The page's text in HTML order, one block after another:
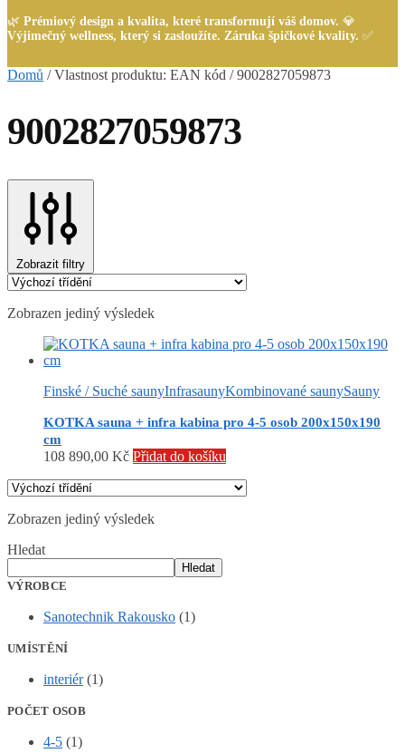
🌿 Prémiový design a kvalita, které transformují váš domov. 💎
Výjimečný wellness, který si zasloužíte. Záruka špičkové kvality. ✅
Domů /Vlastnost produktu: EAN kód /9002827059873
9002827059873
Zobrazit filtry
Zobrazen jediný výsledek
Finské / Suché saunyInfrasaunyKombinované saunySauny
KOTKA sauna + infra kabina pro 4-5 osob 200x150x190
cm
108 890,00 Kč Přidat do košíku
Zobrazen jediný výsledek
Hledat
Hledat
VÝROBCE
Sanotechnik Rakousko (1)
UMÍSTĚNÍ
interiér (1)
POČET OSOB
4-5 (1)